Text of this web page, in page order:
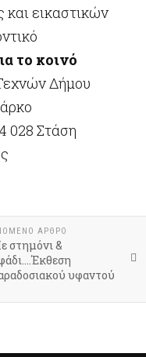
και εικαστικών
το κοινό
Δήμου
028 Στάση
ΆΡΘΡΟ
στημόνι &
υφαντού